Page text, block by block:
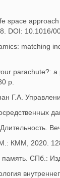
space
DOI: 10.1016/
matching
parachute?:
p.
Г.А.
КММ, 2020.
СПб.: